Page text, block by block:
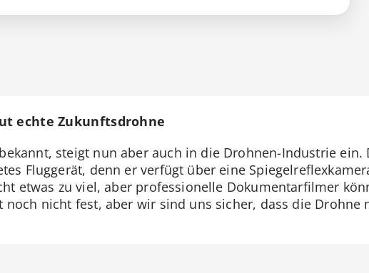
echte Zukunftsdrohne
steigt nun aber auch in die Drohnen-Industrie ein.
Fluggerät, denn er verfügt über eine
etwas zu viel, aber professionelle Dokumentarfilmer
noch nicht fest, aber wir sind uns sicher, dass die Drohne